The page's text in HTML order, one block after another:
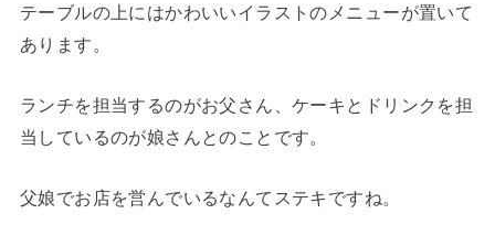
テーブルの上にはかわいいイラストのメニューが置いて
あります。
ランチを担当するのがお父さん、ケーキとドリンクを担
当しているのが娘さんとのことです。
父娘でお店を営んでいるなんてステキですね。